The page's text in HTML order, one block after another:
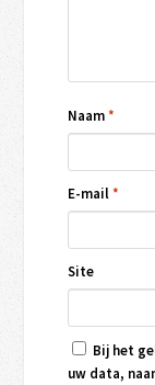
Naam*
E-mail*
Site
Bij het
uw data,